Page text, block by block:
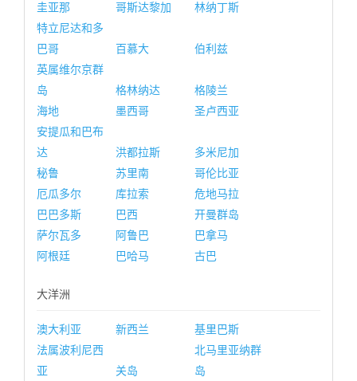
圭亚那 哥斯达黎加
林纳丁斯
特立尼达和多
巴哥
百慕大
伯利兹
英属维尔京群
岛
格林纳达
格陵兰
海地
墨西哥
圣卢西亚
安提瓜和巴布
达
洪都拉斯
多米尼加
秘鲁
苏里南
哥伦比亚
厄瓜多尔
库拉索
危地马拉
巴巴多斯
巴西
开曼群岛
萨尔瓦多
阿鲁巴
巴拿马
阿根廷
巴哈马 古巴
大洋洲
澳大利亚 新西兰
基里巴斯
法属波利尼西
亚
关岛
北马里亚纳群
岛